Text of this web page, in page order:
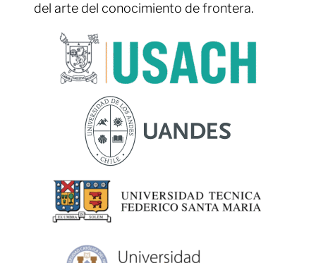
del arte del conocimiento de frontera.